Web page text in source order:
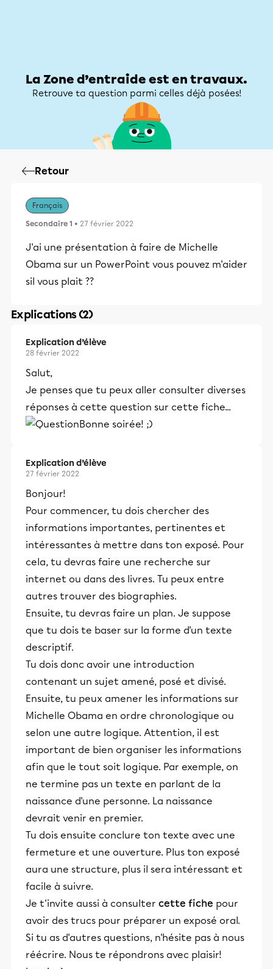
La Zone d’entraide est en travaux.
Retrouve ta question parmi celles déjà posées!
Retour
Français
Secondaire 1 • 27 février 2022
J'ai une présentation à faire de Michelle
Obama sur un PowerPoint vous pouvez m'aider
sil vous plait ??
Explications (2)
Explication d’élève
28 février 2022
Salut,
Je penses que tu peux aller consulter diverses
réponses à cette question sur cette fiche...
Bonne soirée! ;)
Explication d’élève
27 février 2022
Bonjour!
Pour commencer, tu dois chercher des
informations importantes, pertinentes et
intéressantes à mettre dans ton exposé. Pour
cela, tu devras faire une recherche sur
internet ou dans des livres. Tu peux entre
autres trouver des biographies.
Ensuite, tu devras faire un plan. Je suppose
que tu dois te baser sur la forme d'un texte
descriptif.
Tu dois donc avoir une introduction
contenant un sujet amené, posé et divisé.
Ensuite, tu peux amener les informations sur
Michelle Obama en ordre chronologique ou
selon une autre logique. Attention, il est
important de bien organiser les informations
afin que le tout soit logique. Par exemple, on
ne termine pas un texte en parlant de la
naissance d'une personne. La naissance
devrait venir en premier.
Tu dois ensuite conclure ton texte avec une
fermeture et une ouverture. Plus ton exposé
aura une structure, plus il sera intéressant et
facile à suivre.
Je t'invite aussi à consulter cette fiche pour
avoir des trucs pour préparer un exposé oral.
Si tu as d'autres questions, n'hésite pas à nous
réécrire. Nous te répondrons avec plaisir!